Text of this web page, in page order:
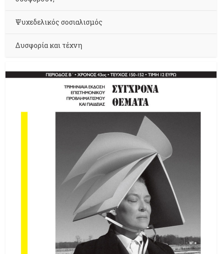
Ψυχεδελικός σοσιαλισμός
Δυσφορία και τέχνη